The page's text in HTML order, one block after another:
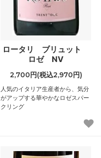
ロータリ ブリュット
ロゼ NV
2,700円(税込2,970円)
人気のイタリア生産者から、気分
がアップする華やかなロゼスパー
クリング